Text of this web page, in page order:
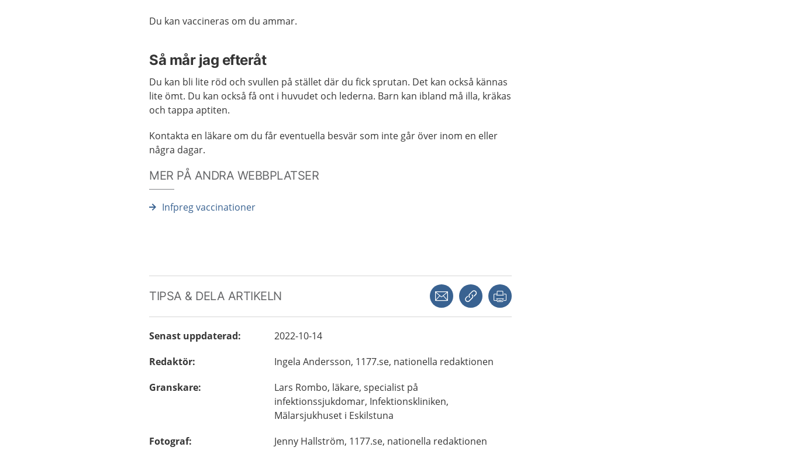
Du kan vaccineras om du ammar.
Så mår jag efteråt
Du kan bli lite röd och svullen på stället där du fick sprutan. Det kan också kännas
lite ömt. Du kan också få ont i huvudet och lederna. Barn kan ibland må illa, kräkas
och tappa aptiten.
Kontakta en läkare om du får eventuella besvär som inte går över inom en eller
några dagar.
MER PÅ ANDRA WEBBPLATSER
Infpreg vaccinationer
TIPSA & DELA ARTIKELN Dela via mejlKopiera länk
Senast uppdaterad:
2022-10-14
Redaktör: Ingela Andersson, 1177.se, nationella redaktionen
Granskare: Lars Rombo, läkare, specialist på
infektionssjukdomar, Infektionskliniken,
Mälarsjukhuset i Eskilstuna
Fotograf: Jenny Hallström, 1177.se, nationella redaktionen